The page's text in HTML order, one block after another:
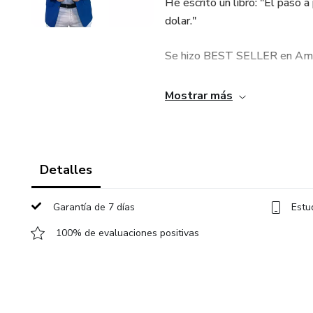
dolar."
Se hizo BEST SELLER en
Al día de hoy hago
inversionistas, acotar tiempo
Este es el programa que
Mostrar más
Detalles
Garantía de 7 días
100% de evaluaciones positivas